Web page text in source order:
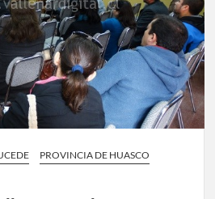
PROVINCIA DE HUASCO